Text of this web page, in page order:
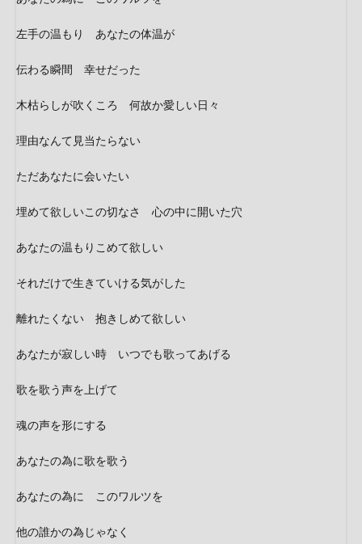
左手の温もり あなたの体温が
伝わる瞬間 幸せだった
木枯らしが吹くころ 何故か愛しい日々
理由なんて見当たらない
ただあなたに会いたい
埋めて欲しいこの切なさ 心の中に開いた穴
あなたの温もりこめて欲しい
それだけで生きていける気がした
離れたくない 抱きしめて欲しい
あなたが寂しい時 いつでも歌ってあげる
歌を歌う声を上げて
魂の声を形にする
あなたの為に歌を歌う
あなたの為に このワルツを
他の誰かの為じゃなく